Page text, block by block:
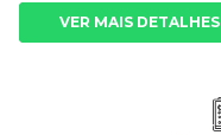
VER MAIS DETALHES